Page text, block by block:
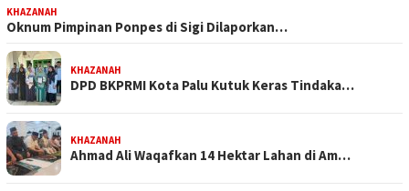
KHAZANAH
Oknum Pimpinan Ponpes di Sigi Dilaporkan…
KHAZANAH
DPD BKPRMI Kota Palu Kutuk Keras Tindaka…
KHAZANAH
Ahmad Ali Waqafkan 14 Hektar Lahan di Am…